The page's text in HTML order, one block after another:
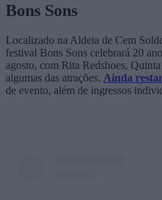
Bons Sons
Localizado na Aldeia de Cem
festival Bons Sons celebrará 20
agosto, com Rita Redshoes,
algumas das atrações. Ainda
de evento, além de ingressos